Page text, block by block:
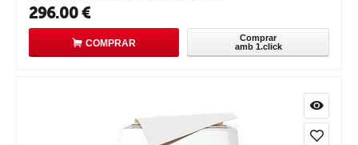
296.00€
COMPRAR
Comprar
amb 1.click